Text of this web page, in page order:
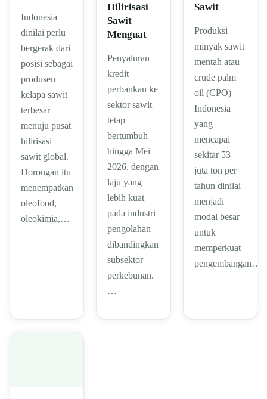
Indonesia
dinilai perlu
bergerak dari
posisi sebagai
produsen
kelapa sawit
terbesar
menuju pusat
hilirisasi
sawit global.
Dorongan itu
menempatkan
oleofood,
oleokimia,…
Hilirisasi
Sawit
Menguat
Penyaluran
kredit
perbankan ke
sektor sawit
tetap
bertumbuh
hingga Mei
2026, dengan
laju yang
lebih kuat
pada industri
pengolahan
dibandingkan
subsektor
perkebunan.
…
Sawit
Produksi
minyak sawit
mentah atau
crude palm
oil (CPO)
Indonesia
yang
mencapai
sekitar 53
juta ton per
tahun dinilai
menjadi
modal besar
untuk
memperkuat
pengembangan…